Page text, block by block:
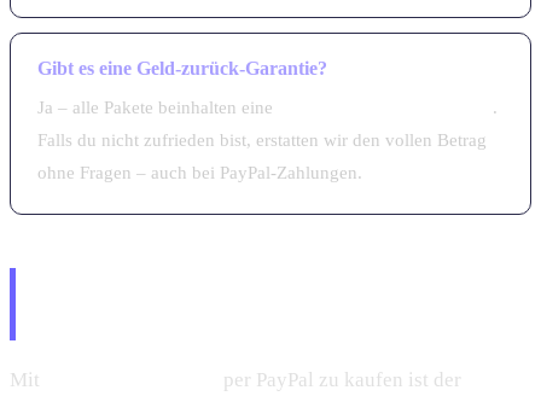
Gibt es eine Geld-zurück-Garantie?
Ja – alle Pakete beinhalten eine
.
Falls du nicht zufrieden bist, erstatten wir den vollen Betrag
ohne Fragen – auch bei PayPal-Zahlungen.
Mit
per PayPal zu kaufen ist der